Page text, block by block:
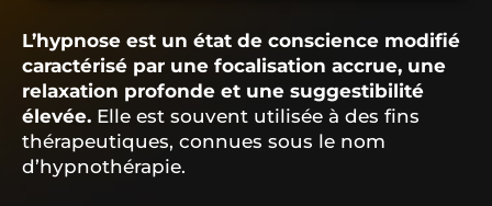
L’hypnose est un état de conscience modifié
caractérisé par une focalisation accrue, une
relaxation profonde et une suggestibilité
élevée. Elle est souvent utilisée à des fins
thérapeutiques, connues sous le nom
d’hypnothérapie.